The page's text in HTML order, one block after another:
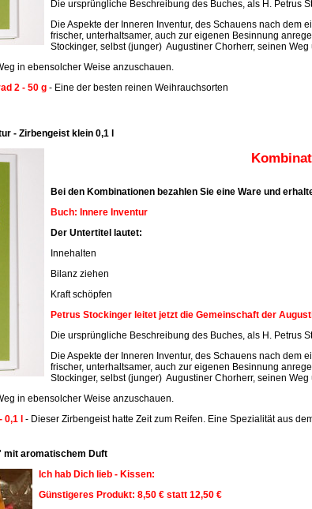
Die ursprüngliche Beschreibung des Buches, als H. Petrus
Die Aspekte der Inneren Inventur, des Schauens nach dem
frischer, unterhaltsamer, auch zur eigenen Besinnung
Stockinger, selbst (junger) Augustiner Chorherr, seinen
in ebensolcher Weise anzuschauen.
2 - 50 g - Eine der besten reinen Weihrauchsorten
- Zirbengeist klein 0,1 l
Bei den Kombinationen bezahlen Sie eine Ware und
Buch: Innere Inventur
Der Untertitel lautet:
Innehalten
Bilanz ziehen
Kraft schöpfen
Petrus Stockinger leitet jetzt die Gemeinschaft der
Die ursprüngliche Beschreibung des Buches, als H. Petrus
Die Aspekte der Inneren Inventur, des Schauens nach dem
frischer, unterhaltsamer, auch zur eigenen Besinnung
Stockinger, selbst (junger) Augustiner Chorherr, seinen
in ebensolcher Weise anzuschauen.
0,1 l - Dieser Zirbengeist hatte Zeit zum Reifen. Eine Spezialität aus
mit aromatischem Duft
Ich hab Dich lieb - Kissen:
Günstigeres Produkt: 8,50 € statt 12,50 €